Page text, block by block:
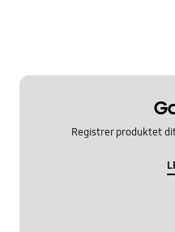
Registrer produktet